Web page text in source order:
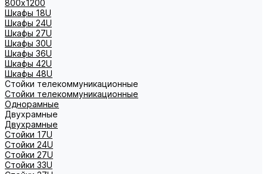
800х1200
Шкафы 18U
Шкафы 24U
Шкафы 27U
Шкафы 30U
Шкафы 36U
Шкафы 42U
Шкафы 48U
Стойки телекоммуникационные
Стойки телекоммуникационные
Однорамные
Двухрамные
Двухрамные
Стойки 17U
Стойки 24U
Стойки 27U
Стойки 33U